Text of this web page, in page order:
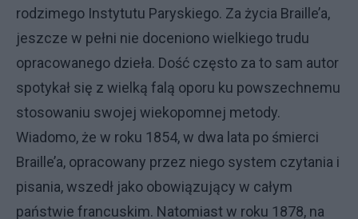
rodzimego Instytutu Paryskiego. Za życia Braille’a,
jeszcze w pełni nie doceniono wielkiego trudu
opracowanego dzieła. Dość często za to sam autor
spotykał się z wielką falą oporu ku powszechnemu
stosowaniu swojej wiekopomnej metody.
Wiadomo, że w roku 1854, w dwa lata po śmierci
Braille’a, opracowany przez niego system czytania i
pisania, wszedł jako obowiązujący w całym
państwie francuskim. Natomiast w roku 1878, na